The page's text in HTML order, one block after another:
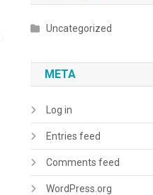
Uncategorized
META
Log in
Entries feed
Comments feed
WordPress.org